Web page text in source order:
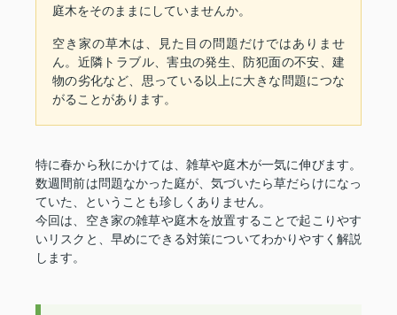
庭木をそのままにしていませんか。
空き家の草木は、見た目の問題だけではありませ
ん。近隣トラブル、害虫の発生、防犯面の不安、建
物の劣化など、思っている以上に大きな問題につな
がることがあります。
特に春から秋にかけては、雑草や庭木が一気に伸びます。
数週間前は問題なかった庭が、気づいたら草だらけになっ
ていた、ということも珍しくありません。
今回は、空き家の雑草や庭木を放置することで起こりやす
いリスクと、早めにできる対策についてわかりやすく解説
します。